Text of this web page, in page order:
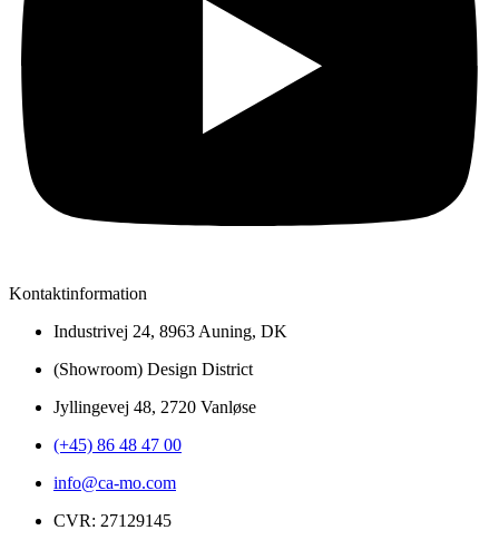
Kontaktinformation
Industrivej 24, 8963 Auning, DK
(Showroom) Design District
Jyllingevej 48, 2720 Vanløse
(+45) 86 48 47 00
info@ca-mo.com
CVR: 27129145